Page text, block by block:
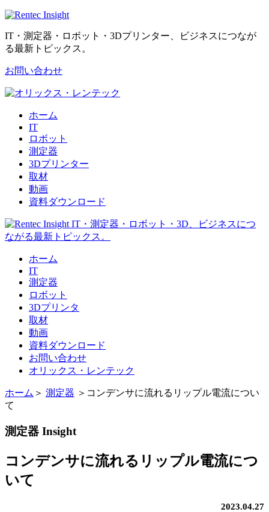
IT・測定器・ロボット・3Dプリンター、ビジネスにつなが
る最新トピックス。
お問い合わせ
ホーム
IT
ロボット
測定器
3Dプリンター
取材
動画
資料ダウンロード
ホーム
IT
測定器
ロボット
3Dプリンタ
取材
動画
資料ダウンロード
お問い合わせ
オリックス・レンテック
ホーム ＞ 測定器 ＞ コンデンサに流れるリップル電流につい
て
測定器 Insight
コンデンサに流れるリップル電流につ
いて
2023.04.27